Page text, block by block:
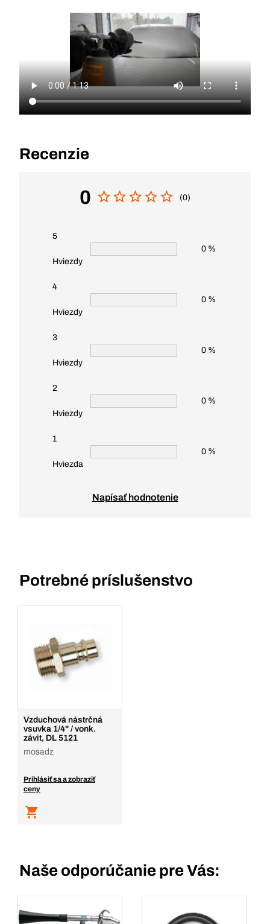
Recenzie
0 (0)
5
Hviezdy
0 %
4
Hviezdy
0 %
3
Hviezdy
0 %
2
Hviezdy
0 %
1
Hviezda
0 %
Napísať hodnotenie
Potrebné príslušenstvo
Vzduchová nástrčná
vsuvka 1/4" / vonk.
závit, DL 5121
mosadz
Prihlásiť sa a zobraziť
ceny
Naše odporúčanie pre Vás: